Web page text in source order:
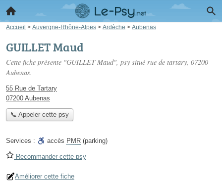
Accueil > Auvergne-Rhône-Alpes > Ardèche > Aubenas
GUILLET Maud
Cette fiche présente "GUILLET Maud", psy situé rue de tartary, 07200
Aubenas.
55 Rue de Tartary
07200 Aubenas
📞 Appeler cette psy
Services : accès PMR (parking)
Recommander cette psy
Améliorer cette fiche